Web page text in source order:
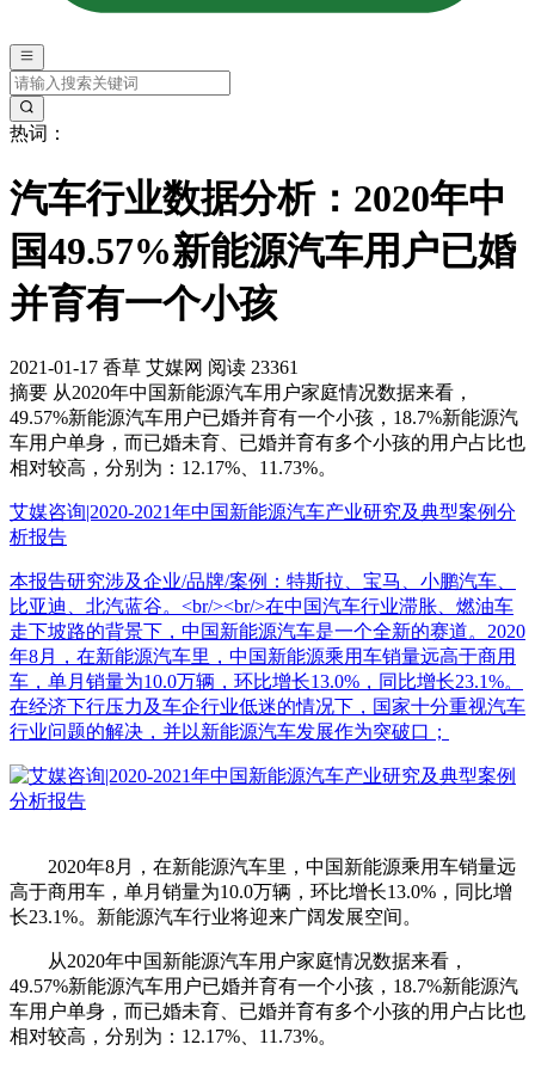
热词：
汽车行业数据分析：2020年中
国49.57%新能源汽车用户已婚
并育有一个小孩
2021-01-17 香草 艾媒网 阅读 23361
摘要 从2020年中国新能源汽车用户家庭情况数据来看，
49.57%新能源汽车用户已婚并育有一个小孩，18.7%新能源汽
车用户单身，而已婚未育、已婚并育有多个小孩的用户占比也
相对较高，分别为：12.17%、11.73%。
艾媒咨询|2020-2021年中国新能源汽车产业研究及典型案例分
析报告
本报告研究涉及企业/品牌/案例：特斯拉、宝马、小鹏汽车、
比亚迪、北汽蓝谷。<br/><br/>在中国汽车行业滞胀、燃油车
走下坡路的背景下，中国新能源汽车是一个全新的赛道。2020
年8月，在新能源汽车里，中国新能源乘用车销量远高于商用
车，单月销量为10.0万辆，环比增长13.0%，同比增长23.1%。
在经济下行压力及车企行业低迷的情况下，国家十分重视汽车
行业问题的解决，并以新能源汽车发展作为突破口；
2020年8月，在新能源汽车里，中国新能源乘用车销量远
高于商用车，单月销量为10.0万辆，环比增长13.0%，同比增
长23.1%。新能源汽车行业将迎来广阔发展空间。
从2020年中国新能源汽车用户家庭情况数据来看，
49.57%新能源汽车用户已婚并育有一个小孩，18.7%新能源汽
车用户单身，而已婚未育、已婚并育有多个小孩的用户占比也
相对较高，分别为：12.17%、11.73%。